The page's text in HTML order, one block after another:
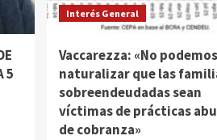
5
Interés General
Vaccarezza: «No podemos
naturalizar que las
sobreendeudadas sean
víctimas de prácticas
de cobranza»